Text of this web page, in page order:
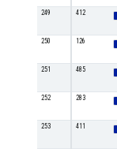
249 412
250 126
251 485
252 283
253 411